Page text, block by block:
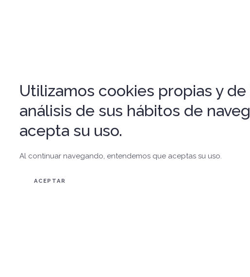
Utilizamos cookies propias y
análisis de sus hábitos de
acepta su uso.
Al continuar navegando, entendemos que aceptas su uso.
ACEPTAR